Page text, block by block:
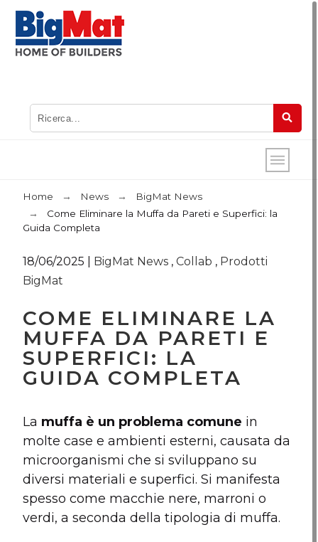
Home News
BigMat News
Come Eliminare la Muffa da Pareti e Superfici: la
Guida Completa
18/06/2025 BigMat News ,Collab , Prodotti
BigMat
COME ELIMINARE LA
MUFFA DA PARETI E
SUPERFICI: LA
GUIDA COMPLETA
La muffa è un problema comune in
molte case e ambienti esterni, causata da
microorganismi che si sviluppano su
diversi materiali e superfici. Si manifesta
spesso come macchie nere, marroni o
verdi, a seconda della tipologia di muffa.